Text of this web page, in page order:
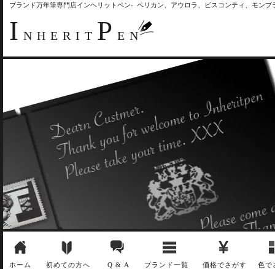
ブランド万年筆専門店インヘリットペン- ペリカン、アウロラ、ビスコンティ、モン
I NHERIT P EN
ホーム 初めての方へ Q & A ブランド一覧 価格でさがす 色で